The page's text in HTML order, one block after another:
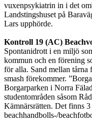
vuxenpsykiatrin in i det
Landstingshuset på
Lars upphörde.
Kontroll 19 (AC)
Spontanidrott i en miljö
kommun och en förening
för alla. Sand mellan tårna
smash förekommer.
Borgarparken i Norra
studentområden såsom
Kämnärsrätten. Det finns
beachhandbolls-/